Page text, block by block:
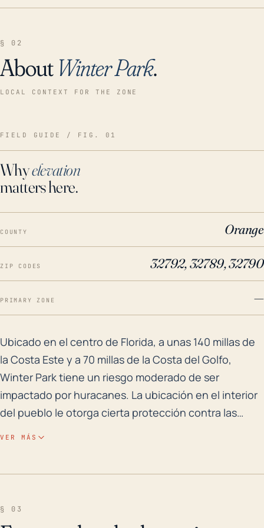
§ 02
About Winter Park.
LOCAL CONTEXT FOR THE ZONE
FIELD GUIDE / FIG. 01
Whyelevation
matters here.
COUNTY Orange
ZIP CODES 32792, 32789, 32790
PRIMARY ZONE —
Ubicado en el centro de Florida, a unas 140 millas
Ubicado en el centro de Florida, a unas 140 millas de
la Costa Este y a 70 millas de la Costa del Golfo,
Winter Park tiene un riesgo moderado de ser
impactado por huracanes. La ubicación en el interior
del pueblo le otorga cierta protección contra las
marejadas que suelen acompañar a los huracanes
VER MÁS
§ 03